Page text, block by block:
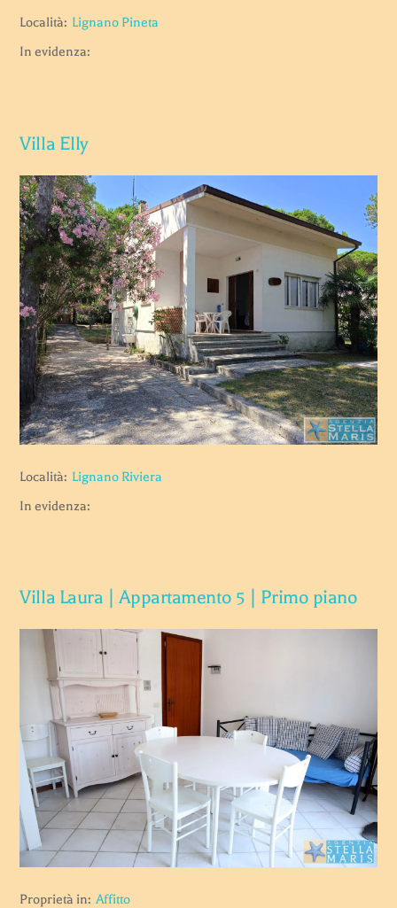
Località: Lignano Pineta
In evidenza:
Villa Elly
Località: Lignano Riviera
In evidenza:
Villa Laura | Appartamento 5 | Primo piano
Proprietà in: Affitto